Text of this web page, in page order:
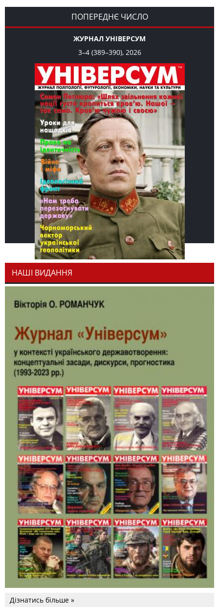
СЛОВО РЕДАКЦІЙНЕ Олег К. Романчук Журавель і синиця
як уособлення української політстратегії й тактики
ПОПЕРЕДНЄ ЧИСЛО
ЖУРНАЛ УНІВЕРСУМ
3–4 (389–390), 2026
НАШІ ВИДАННЯ
Дізнатись більше »